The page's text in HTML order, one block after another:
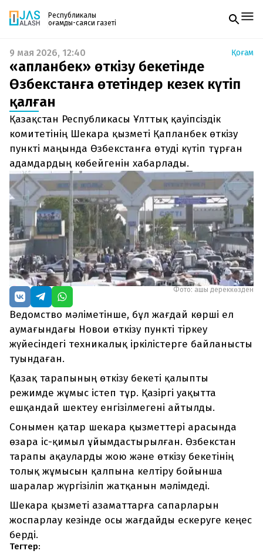
Республикалық
қоғамдық-саяси газеті
Жаңалықтар
Спорт
Live
Руханият
Аймақ
Архив
Заң және тәртіп
Редакциямен байланыс
+7 708 604 51 06
Жарнама бөлімі
+7 701 220 64 52
Пошта
zhasalash100@gmail.com
Газетке жазылу
PDF форматтағы газетті ай сайын электронды
поштаңызға алып отырыңыз. Жаңа нөмір
шыққан сәтте сізге бірден жіберіледі. Тек email
енгізіңіз, біз қалғанын өзіміз жібереміз.
9 мая 2026, 12:40 Қоғам
«Қапланбек» өткізу бекетінде
Өзбекстанға өтетіндер кезек күтіп
қалған
Қазақстан Республикасы Ұлттық қауіпсіздік
комитетінің Шекара қызметі Қапланбек өткізу
пункті маңында Өзбекстанға өтуді күтіп тұрған
адамдардың көбейгенін хабарлады.
Фото: ашық дереккөзден
Ведомство мәліметінше, бұл жағдай көрші ел
аумағындағы Новои өткізу пункті тіркеу
жүйесіндегі техникалық іркілістерге байланысты
туындаған.
Қазақ тарапының өткізу бекеті қалыпты
режимде жұмыс істеп тұр. Қазіргі уақытта
ешқандай шектеу енгізілмегені айтылды.
Сонымен қатар шекара қызметтері арасында
өзара іс-қимыл ұйымдастырылған. Өзбекстан
тарапы ақауларды жою және өткізу бекетінің
толық жұмысын қалпына келтіру бойынша
шаралар жүргізіліп жатқанын мәлімдеді.
Шекара қызметі азаматтарға сапарларын
жоспарлау кезінде осы жағдайды ескеруге кеңес
берді.
Тегтер: